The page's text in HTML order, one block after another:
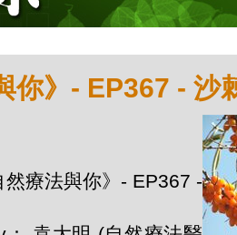
你》- EP367 - 沙
療法與你》- EP367 -